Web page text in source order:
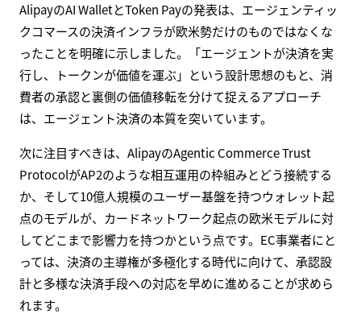
AlipayのAI WalletとToken Payの発表は、エージェンティッ
クコマースの決済インフラが欧米勢だけのものではなくな
ったことを明確に示しました。「エージェントが決済を実
行し、トークンが価値を運ぶ」という設計思想のもと、消
費者の承認と裏側の価値移転を分けて捉えるアプローチ
は、エージェント決済の本質を突いています。
次に注目すべきは、AlipayのAgentic Commerce Trust
ProtocolがAP2のような相互運用の枠組みとどう接続する
か、そして10億人規模のユーザー基盤を持つウォレット起
点のモデルが、カードネットワーク起点の欧米モデルに対
してどこまで影響力を持つかという点です。EC事業者にと
っては、決済の主導権が多極化する時代に向けて、承認設
計と多様な決済手段への対応を早めに進めることが求めら
れます。